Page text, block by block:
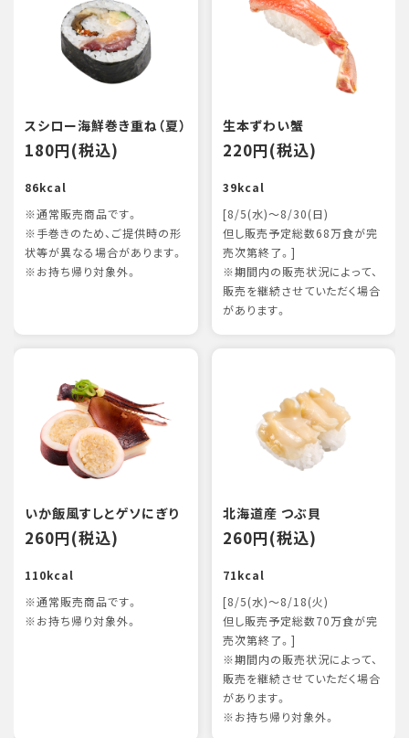
スシロー海鮮巻き重ね（夏）
180円(税込)
86kcal
※通常販売商品です。
※手巻きのため、ご提供時の形
状等が異なる場合があります。
※お持ち帰り対象外。
生本ずわい蟹
220円(税込)
39kcal
[8/5(水)～8/30(日)
但し販売予定総数68万食が完
売次第終了。]
※期間内の販売状況によって、
販売を継続させていただく場合
があります。
いか飯風すしとゲソにぎり
260円(税込)
110kcal
※通常販売商品です。
※お持ち帰り対象外。
北海道産 つぶ貝
260円(税込)
71kcal
[8/5(水)～8/18(火)
但し販売予定総数70万食が完
売次第終了。]
※期間内の販売状況によって、
販売を継続させていただく場合
があります。
※お持ち帰り対象外。